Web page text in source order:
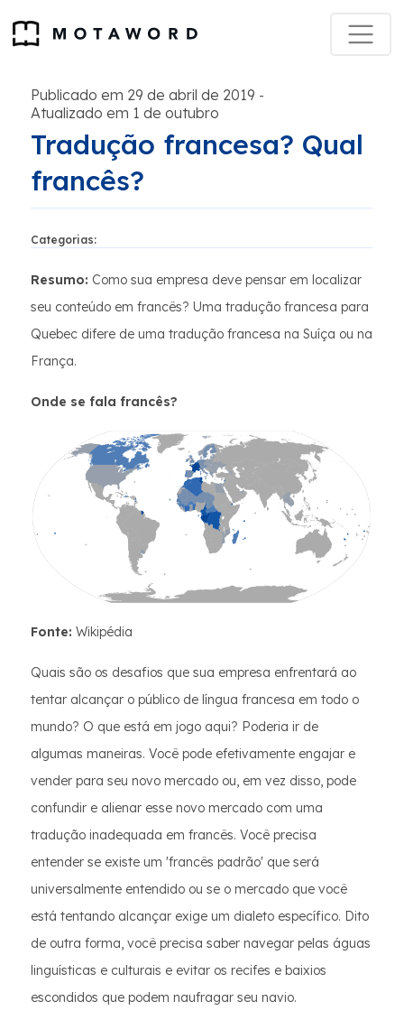
Publicado em 29 de abril de 2019 -
Atualizado em 1 de outubro
Tradução francesa? Qual
francês?
Categorias:
Resumo: Como sua empresa deve pensar em localizar
seu conteúdo em francês? Uma tradução francesa para
Quebec difere de uma tradução francesa na Suíça ou na
França.
Onde se fala francês?
Fonte: Wikipédia
Quais são os desafios que sua empresa enfrentará ao
tentar alcançar o público de língua francesa em todo o
mundo? O que está em jogo aqui? Poderia ir de
algumas maneiras. Você pode efetivamente engajar e
vender para seu novo mercado ou, em vez disso, pode
confundir e alienar esse novo mercado com uma
tradução inadequada em francês. Você precisa
entender se existe um 'francês padrão' que será
universalmente entendido ou se o mercado que você
está tentando alcançar exige um dialeto específico. Dito
de outra forma, você precisa saber navegar pelas águas
linguísticas e culturais e evitar os recifes e baixios
escondidos que podem naufragar seu navio.